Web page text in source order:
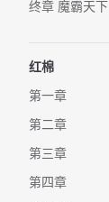
终章 魔霸天下
红棉
第一章
第二章
第三章
第四章